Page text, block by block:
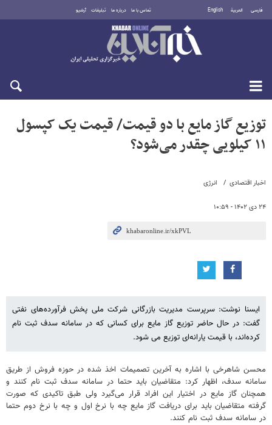
فارسی العربية English تماس با ما درباره ما تبلیغات آرشیو
شنبه ۱۷ مرداد ۱۴۰۵
اخبار اقتصادی انرژی
۲۴ دی ۱۴۰۲ - ۱۰:۵۹
توزیع گاز مایع با دو قیمت/ قیمت یک کپسول
۱۱ کیلویی چقدر می‌شود؟
ایسنا نوشت: سرپرست مدیریت بازرگانی شرکت ملی پخش فرآورده‌های نفتی
گفت: در حال حاضر توزیع گاز مایع برای کسانی که در سامانه سدف ثبت نام
کرده‌اند، با قیمت یارانه‌ای توزیع می شود.
محسن شاهرخی با اشاره به آخرین تصمیمات اخذ شده در حوزه فروش از طریق
سامانه سدف، اظهار کرد: متقاضیان باید حتما در سامانه سدف ثبت نام کنند و
همچنان گاز مایع در اختیار این افراد قرار می‌گیرد ولی طبق تاکیدی که صورت
گرفته متقاضیان باید برای دریافت گاز مایع چه با نرخ اول و چه با نرخ دوم حتما
در سامانه سدف ثبت نام کنند.